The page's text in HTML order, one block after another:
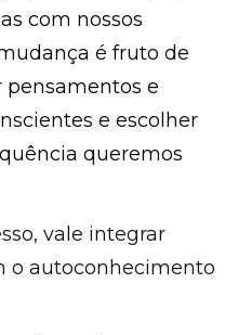
com nossos
é fruto de
pensamentos e
e escolher
queremos
vale integrar
o autoconhecimento